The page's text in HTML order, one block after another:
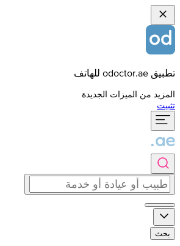
تطبيق odoctor.ae للهاتف
المزيد من الميزات الجديدة
تثبيت
بحث